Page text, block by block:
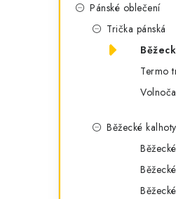
Pánské oblečení
Trička pánská
Termo
Běžecké